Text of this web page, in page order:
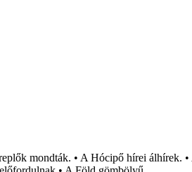
mondták. • A Hócipő hírei